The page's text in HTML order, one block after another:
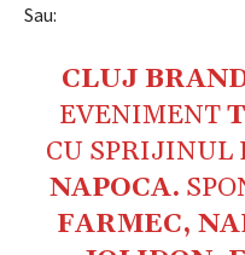
Sau:
CLUJ
EVENIMENT
CU SPRIJINUL
NAPOCA.
FARMEC,